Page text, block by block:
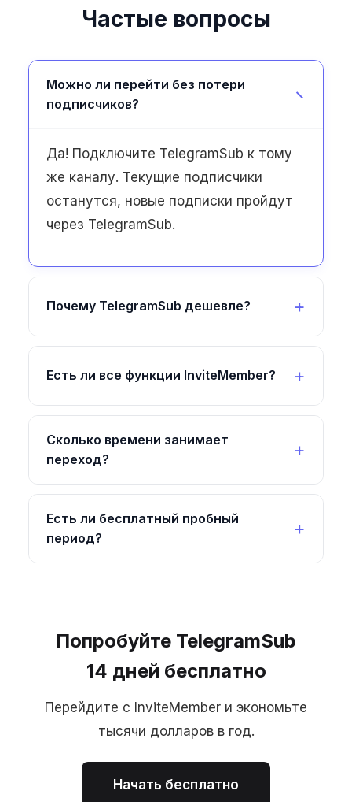
Частые вопросы
Можно ли перейти без потери
подписчиков?
Да! Подключите TelegramSub к тому
же каналу. Текущие подписчики
останутся, новые подписки пройдут
через TelegramSub.
Почему TelegramSub дешевле?
Есть ли все функции InviteMember?
Сколько времени занимает
переход?
Есть ли бесплатный пробный
период?
Попробуйте TelegramSub
14 дней бесплатно
Перейдите с InviteMember и экономьте
тысячи долларов в год.
Начать бесплатно